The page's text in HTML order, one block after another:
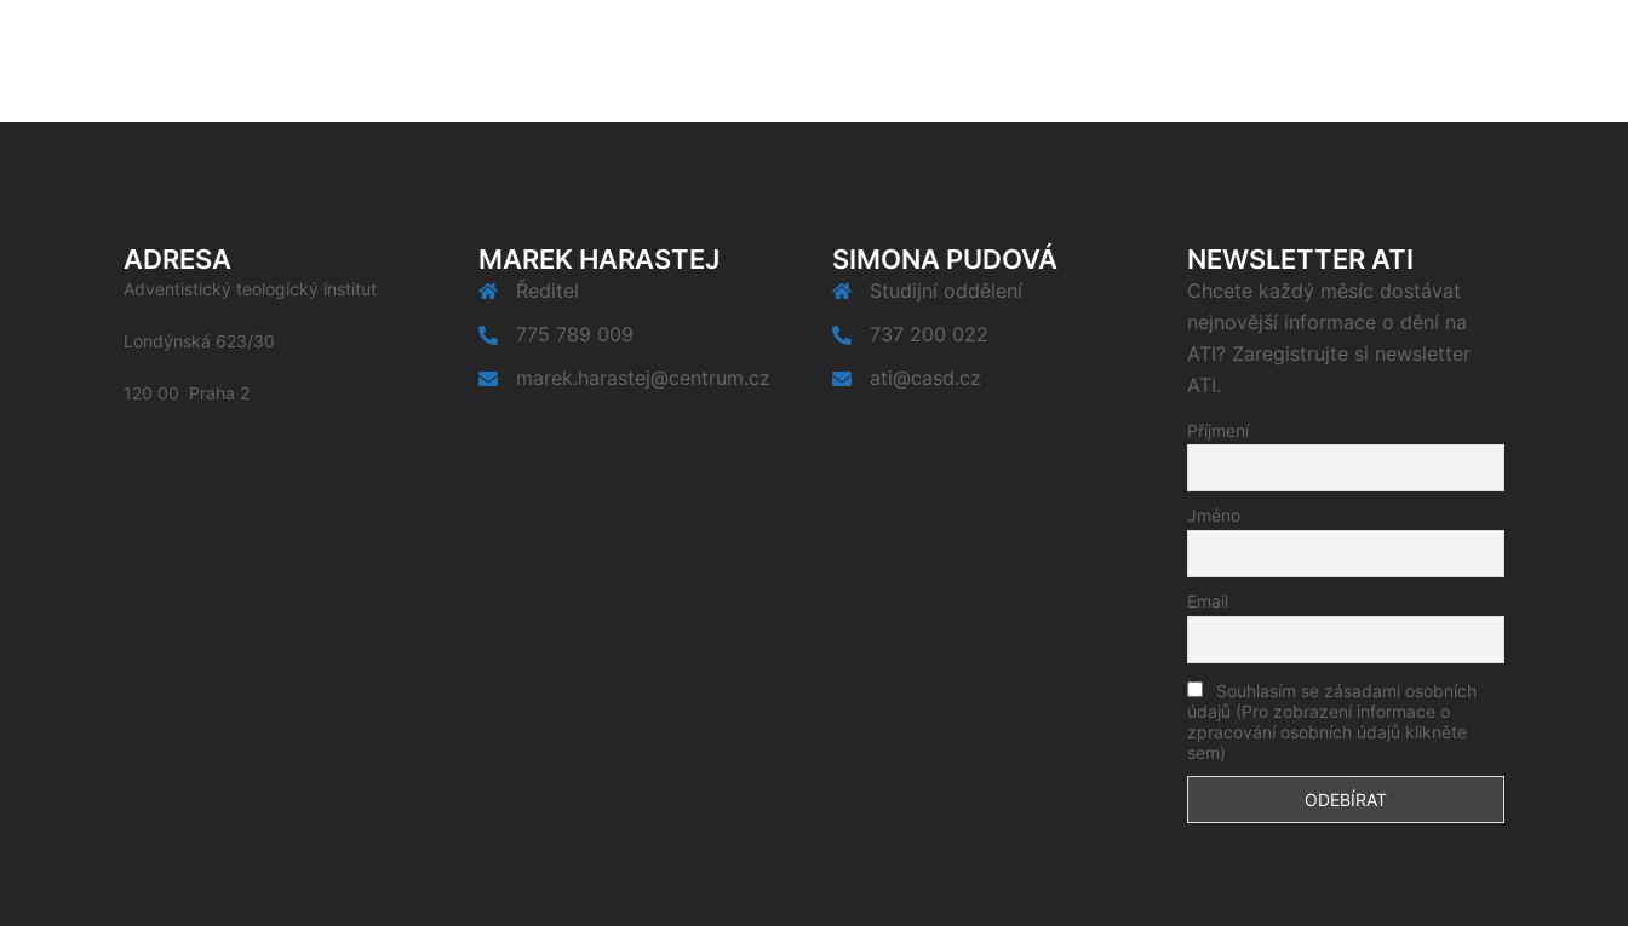
ADRESA
Adventistický teologický institut
Londýnská 623/30
120 00 Praha 2
MAREK HARASTEJ
Ředitel
775 789 009
marek.harastej@centrum.cz
SIMONA PUDOVÁ
Studijní oddělení
737 200 022
ati@casd.cz
NEWSLETTER ATI
Chcete každý měsíc dostávat
nejnovější informace o dění na
ATI? Zaregistrujte si newsletter
ATI.
Příjmení
Jméno
Email
Souhlasím se zásadami osobních
údajů (Pro zobrazení informace o
zpracování osobních údajů klikněte
sem)